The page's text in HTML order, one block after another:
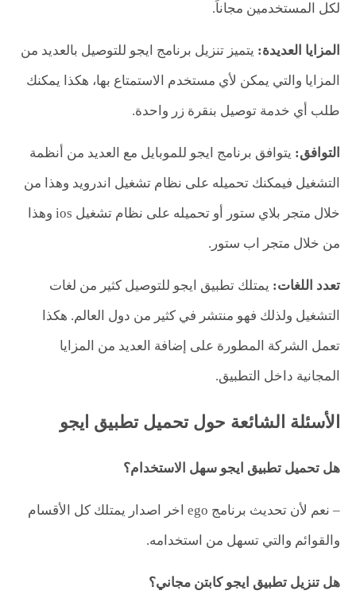
لكل المستخدمين مجاناً.
المزايا العديدة: يتميز تنزيل برنامج ايجو للتوصيل بالعديد من
المزايا والتي يمكن لأي مستخدم الاستمتاع بها، هكذا يمكنك
طلب أي خدمة توصيل بنقرة زر واحدة.
التوافق: يتوافق برنامج ايجو للموبايل مع العديد من أنظمة
التشغيل فيمكنك تحميله على نظام تشغيل اندرويد وهذا من
خلال متجر بلاي ستور أو تحميله على نظام تشغيل ios وهذا
من خلال متجر اب ستور.
تعدد اللغات: يمتلك تطبيق ايجو للتوصيل كثير من لغات
التشغيل ولذلك فهو منتشر في كثير من دول العالم. هكذا
تعمل الشركة المطورة على إضافة العديد من المزايا
المجانية داخل التطبيق.
الأسئلة الشائعة حول تحميل تطبيق ايجو
هل تحميل تطبيق ايجو سهل الاستخدام؟
– نعم لأن تحديث برنامج ego اخر اصدار يمتلك كل الأقسام
والقوائم والتي تسهل من استخدامه.
هل تنزيل تطبيق ايجو كابتن مجاني؟